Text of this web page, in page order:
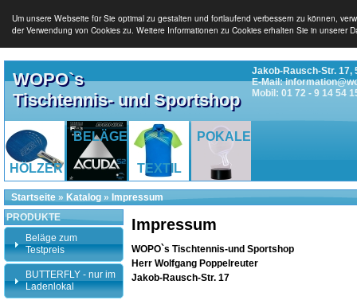
Um unsere Webseite für Sie optimal zu gestalten und fortlaufend verbessern zu können,
der Verwendung von Cookies zu. Weitere Informationen zu Cookies erhalten Sie in unserer
WOPO`s
Tischtennis- und Sportshop
Jakob-Rausch-Str. 17,
E-Mail:
Mobil: 01 72 - 9 14 54
HÖLZER
BELÄGE
TEXTIL
POKALE
Startseite » Katalog » Impressum
Impressum
WOPO`s Tischtennis-und Sportshop
Herr Wolfgang Poppelreuter
Jakob-Rausch-Str. 17
PRODUKTE
Beläge zum
Testpreis
BUTTERFLY - nur im
Ladenlokal